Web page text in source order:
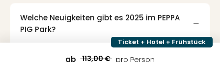
Welche Neuigkeiten gibt es 2025 im PEPPA
PIG Park?
Ein besonderes Highlight: Peppa Pig bekommt ein
Geschwisterchen! In der neuen Staffel dreht sich alles
Ticket + Hotel + Frühstück
ab 113,00 € pro Person